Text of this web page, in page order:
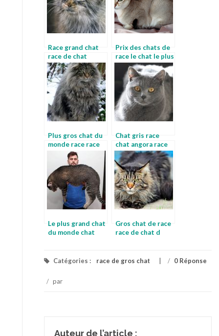
Race grand chat
race de chat
maine coon
Prix des chats de
race le chat le plus
grand du monde
Plus gros chat du
monde race race
de chat noir poil
Chat gris race
chat angora race
Le plus grand chat
du monde chat
Gros chat de race
race de chat d
Catégories : race de gros chat / 0 Réponse
/ par
Auteur de l’article :